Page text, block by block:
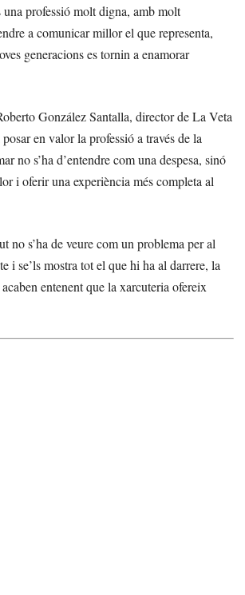
professió molt digna, amb molt
a comunicar millor el que representa,
generacions es tornin a enamorar
González Santalla, director de La Veta
en valor la professió a través de la
no s’ha d’entendre com una despesa, sinó
i oferir una experiència més completa al
no s’ha de veure com un problema per al
i se’ls mostra tot el que hi ha al darrere, la
entenent que la xarcuteria ofereix